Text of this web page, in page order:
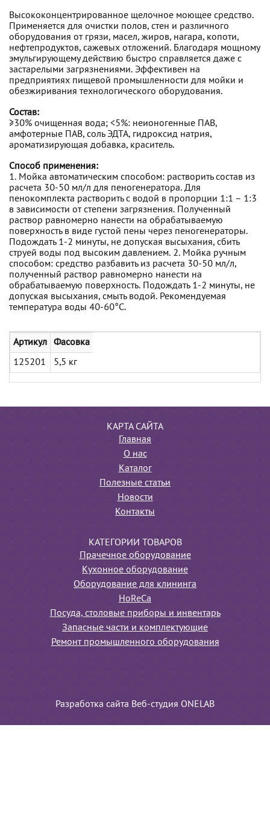
Высококонцентрированное щелочное моющее средство.
Применяется для очистки полов, стен и различного
оборудования от грязи, масел, жиров, нагара, копоти,
нефтепродуктов, сажевых отложений. Благодаря мощному
эмульгирующему действию быстро справляется даже с
застарелыми загрязнениями. Эффективен на
предприятиях пищевой промышленности для мойки и
обезжиривания технологического оборудования.
Состав:
≥30% очищенная вода; <5%: неионогенные ПАВ,
амфотерные ПАВ, соль ЭДТА, гидроксид натрия,
ароматизирующая добавка, краситель.
Способ применения:
1. Мойка автоматическим способом: растворить состав из
расчета 30-50 мл/л для пеногенератора. Для
пенокомплекта растворить с водой в пропорции 1:1 – 1:3
в зависимости от степени загрязнения. Полученный
раствор равномерно нанести на обрабатываемую
поверхность в виде густой пены через пеногенераторы.
Подождать 1-2 минуты, не допуская высыхания, сбить
струей воды под высоким давлением. 2. Мойка ручным
способом: средство разбавить из расчета 30-50 мл/л,
полученный раствор равномерно нанести на
обрабатываемую поверхность. Подождать 1-2 минуты, не
допуская высыхания, смыть водой. Рекомендуемая
температура воды 40-60°С.
Артикул Фасовка
125201 5,5 кг
КАРТА САЙТА
Главная
О нас
Каталог
Полезные статьи
Новости
Контакты
КАТЕГОРИИ ТОВАРОВ
Прачечное оборудование
Кухонное оборудование
Оборудование для клининга
HoReCa
Посуда, столовые приборы и инвентарь
Запасные части и комплектующие
Ремонт промышленного оборудования
Разработка сайта Веб-студия ONELAB